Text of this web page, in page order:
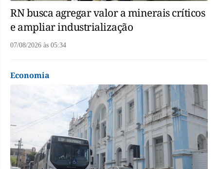
RN busca agregar valor a minerais críticos
e ampliar industrialização
07/08/2026 às 05:34
Economia